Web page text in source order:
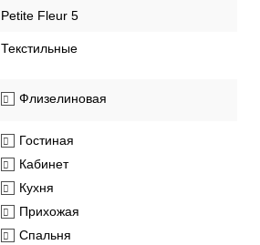
Petite Fleur 5
Текстильные
Флизелиновая
Гостиная
Кабинет
Кухня
Прихожая
Спальня